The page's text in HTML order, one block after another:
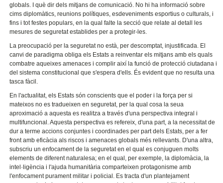
globals. I què dir dels mitjans de comunicació. No hi ha informació sobre
cims diplomàtics, reunions polítiques, esdeveniments esportius o culturals, i
fins i tot festes populars, en la qual falte la secció que relate al detall les
mesures de seguretat establides per a protegir-les.
La preocupació per la seguretat no està, per descomptat, injustificada. El
canvi de paradigma obliga els Estats a reinventar els mitjans amb els quals
combatre aqueixes amenaces i complir així la funció de protecció ciutadana i
del sistema constitucional que s'espera d'ells. És evident que no resulta una
tasca fàcil.
En l'actualitat, els Estats són conscients que el poder i la força per si
mateixos no es tradueixen en seguretat, per la qual cosa la seua
aproximació a aquesta es realitza a través d'una perspectiva integral i
multifuncional. Aquesta perspectiva es refereix, d'una part, a la necessitat de
dur a terme accions conjuntes i coordinades per part dels Estats, per a fer
front amb eficàcia als riscos i amenaces globals més rellevants. D'una altra,
subscriu un enfocament de la seguretat en el qual es conjuguen molts
elements de diferent naturalesa; en el qual, per exemple, la diplomàcia, la
intel·ligència i l'ajuda humanitària comparteixen protagonisme amb
l'enfocament purament militar i policial. Es tracta d'un plantejament